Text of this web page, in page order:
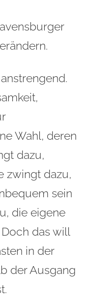
Wahl, deren
dazu,
zwingt dazu,
sein
die eigene
das will
in der
der Ausgang